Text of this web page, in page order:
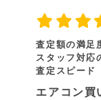
査定額の満足
スタッフ対応
査定スピード
エアコン買